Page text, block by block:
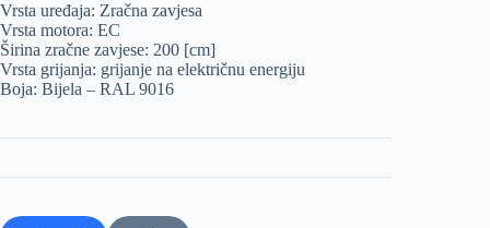
Vrsta uređaja: Zračna zavjesa
Vrsta motora: EC
Širina zračne zavjese: 200 [cm]
Vrsta grijanja: grijanje na električnu energiju
Boja: Bijela – RAL 9016